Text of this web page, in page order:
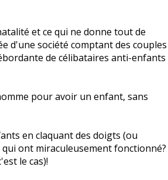
et ce qui ne donne tout de
d'une société comptant des couples
de célibataires anti-enfants
pour avoir un enfant, sans
en claquant des doigts (ou
ont miraculeusement fonctionné?
le cas)!